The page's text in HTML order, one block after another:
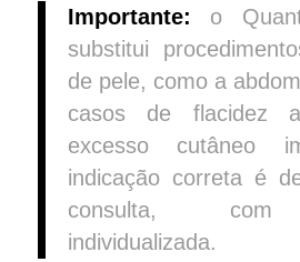
Importante: o
substitui
de pele, como a
casos de flacidez
excesso cutâneo
indicação correta é
consulta, com
individualizada.